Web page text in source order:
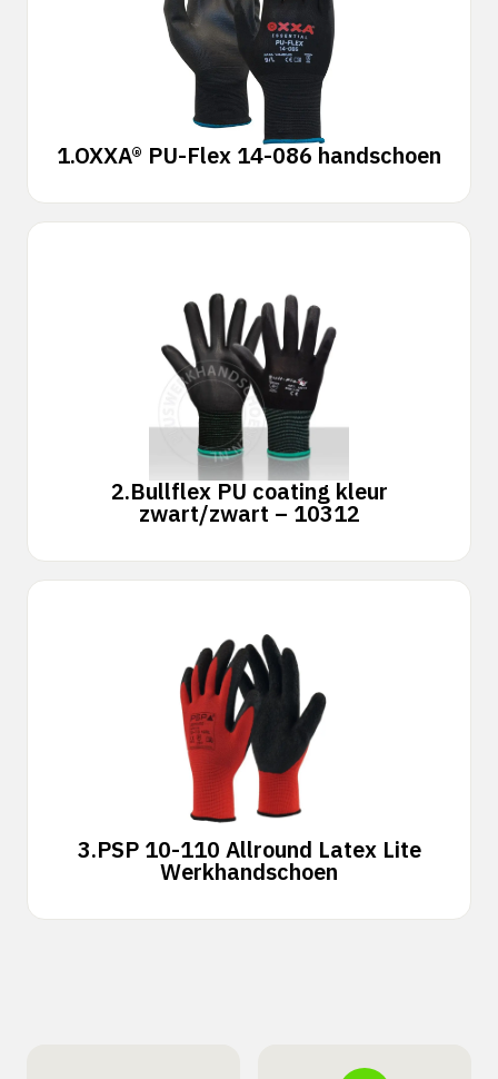
1.OXXA® PU-Flex 14-086 handschoen
2.Bullflex PU coating kleur
zwart/zwart – 10312
3.PSP 10-110 Allround Latex Lite
Werkhandschoen